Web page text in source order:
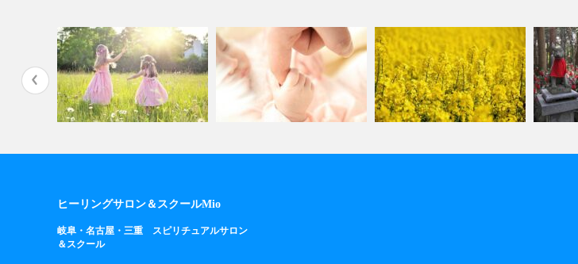
天使のダイアル【その2】
ヒーリングサロン＆スクールMio
岐阜・名古屋・三重 スピリチュアルサロン
＆スクール